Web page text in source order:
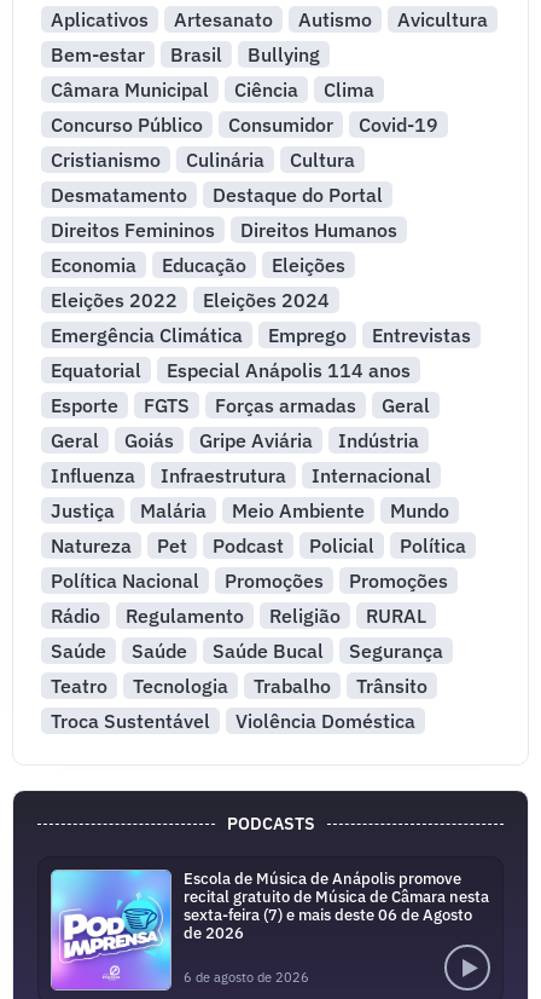
Aplicativos
Artesanato Autismo
Avicultura
Bem-estar
Brasil
Bullying
Câmara Municipal
Ciência
Clima
Concurso Público
Consumidor
Covid-19
Cristianismo
Culinária
Cultura
Desmatamento
Destaque do Portal
Direitos Femininos
Direitos Humanos
Economia
Educação
Eleições
Eleições 2022
Eleições 2024
Emergência Climática
Emprego
Entrevistas
Equatorial
Especial Anápolis 114 anos
Esporte
FGTS Forças armadas
Geral
Geral
Goiás Gripe Aviária
Indústria
Influenza
Infraestrutura
Internacional
Justiça
Malária Meio Ambiente
Mundo
Natureza
Pet Podcast Policial
Política
Política Nacional
Promoções
Promoções
Rádio
Regulamento Religião
RURAL
Saúde
Saúde Saúde Bucal
Segurança
Teatro
Tecnologia Trabalho
Trânsito
Troca Sustentável
Violência Doméstica
PODCASTS
Escola de Música de Anápolis promove
recital gratuito de Música de Câmara nesta
sexta-feira (7) e mais deste 06 de Agosto
de 2026
6 de agosto de 2026